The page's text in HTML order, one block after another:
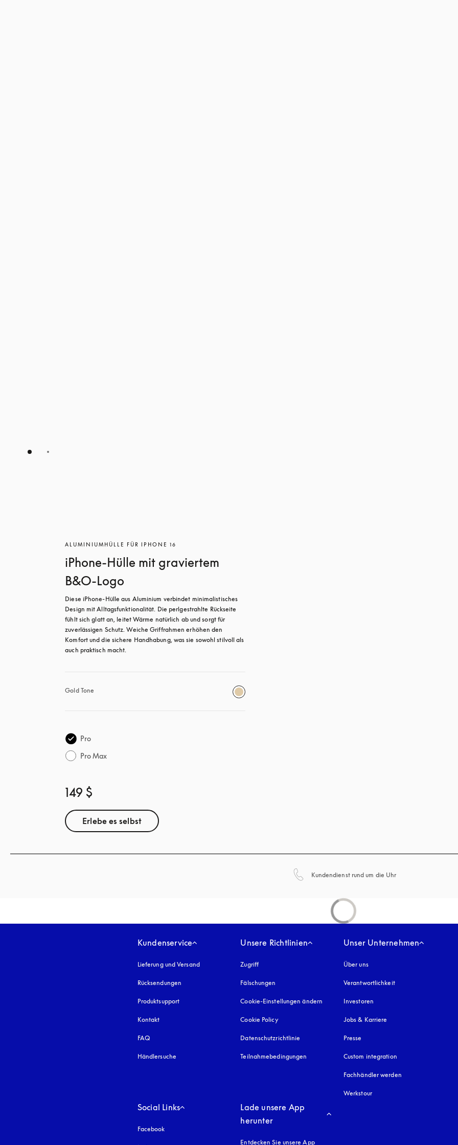
ALUMINIUMHÜLLE FÜR IPHONE 16
iPhone-Hülle mit graviertem
B&O-Logo
Diese iPhone-Hülle aus Aluminium verbindet minimalistisches
Design mit Alltagsfunktionalität. Die perlgestrahlte Rückseite
fühlt sich glatt an, leitet Wärme natürlich ab und sorgt für
zuverlässigen Schutz. Weiche Griffrahmen erhöhen den
Komfort und die sichere Handhabung, was sie sowohl stilvoll als
auch praktisch macht.
Gold Tone
Pro
Pro Max
149 $
Erlebe es selbst
Kundendienst rund um die Uhr
Kundenservice
Lieferung und Versand
Rücksendungen
Produktsupport
Kontakt
FAQ
Händlersuche
Unsere Richtlinien
Zugriff öffnet sich in einem neuen Tab
Fälschungen öffnet sich in einem neuen Tab
Cookie-Einstellungen ändern
Cookie Policyöffnet sich in einem neuen Tab
Datenschutzrichtlinie öffnet sich in einem neuen Tab
Teilnahmebedingungen
Unser Unternehmen
Über uns
Verantwortlichkeit
Investoren
Jobs & Karriere
Presse
Custom integration
Fachhändler werden
Werkstour
Social Links
Facebook
Lade unsere App
herunter
Entdecken Sie unsere App